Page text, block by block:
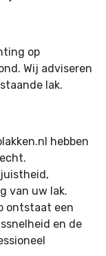
op
Wij adviseren
lak.
hebben
van uw lak.
ontstaat een
en de